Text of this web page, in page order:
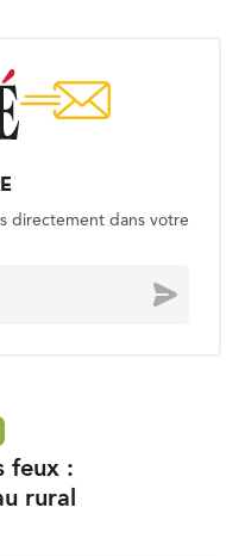
directement dans votre
Envoyer
feux :
rural